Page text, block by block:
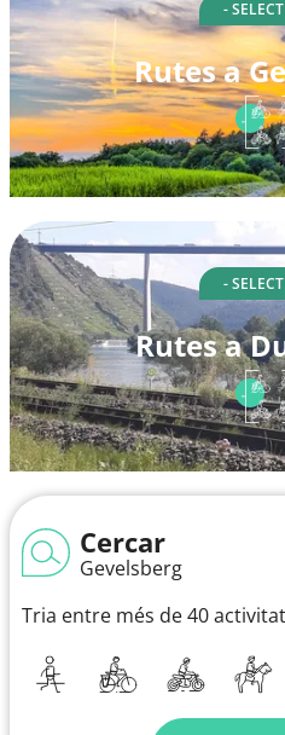
-
Rutes a
-
Rutes a
Cercar
Gevelsberg
Tria entre més de 40